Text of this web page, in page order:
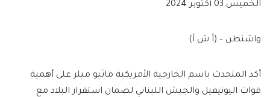
الخميس 03 أكتوبر 2024
واشنطن – (أ ش أ)
أكد المتحدث باسم الخارجية الأمريكية ماثيو ميلر على أهمية
قوات اليونيفيل والجيش اللبناني لضمان استقرار البلاد مع